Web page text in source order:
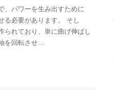
、パワーを生み出すために
る必要があります。 そし
られており、単に曲げ伸ばし
を回転させ…